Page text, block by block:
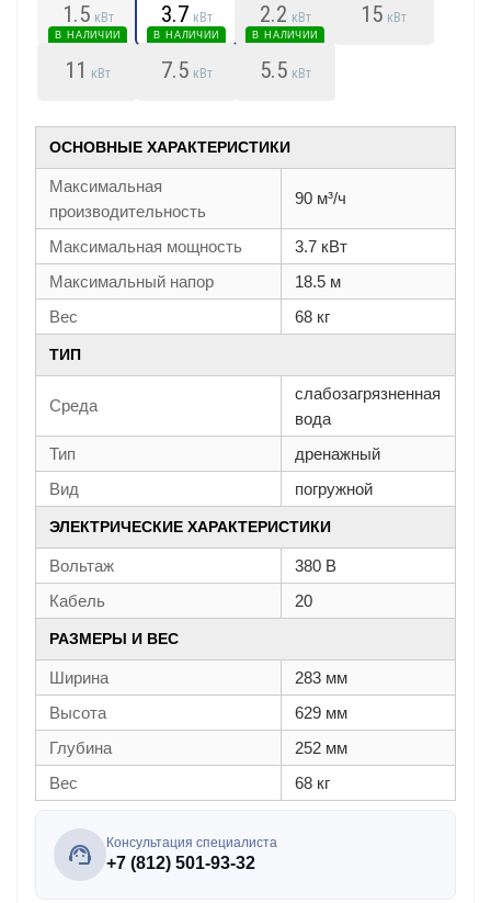
1.5 кВт 3.7 кВт 2.2 кВт 15 кВт
11
В НАЛИЧИИ
кВт 7.5
В НАЛИЧИИ
кВт 5.5
В НАЛИЧИИ
кВт
ОСНОВНЫЕ ХАРАКТЕРИСТИКИ
Максимальная
производительность
90 м³/ч
Максимальная мощность
3.7 кВт
Максимальный напор
18.5 м
Вес
68 кг
ТИП
Среда
слабозагрязненная
вода
Тип
дренажный
Вид
погружной
ЭЛЕКТРИЧЕСКИЕ ХАРАКТЕРИСТИКИ
Вольтаж
380 В
Кабель
20
РАЗМЕРЫ И ВЕС
Ширина
283 мм
Высота
629 мм
Глубина
252 мм
Вес
68 кг
Консультация специалиста
+7 (812) 501-93-32